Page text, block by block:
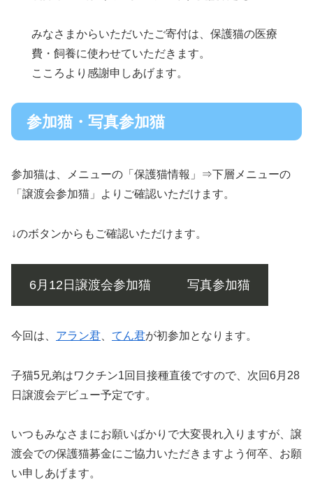
みなさまからいただいたご寄付は、保護猫の医療
費・飼養に使わせていただきます。
こころより感謝申しあげます。
参加猫・写真参加猫
参加猫は、メニューの「保護猫情報」⇒下層メニューの
「譲渡会参加猫」よりご確認いただけます。
↓のボタンからもご確認いただけます。
6月12日譲渡会参加猫 写真参加猫
今回は、 アラン君 てん君が初参加となります。
子猫5兄弟はワクチン1回目接種直後ですので、次回6月28
日譲渡会デビュー予定です。
いつもみなさまにお願いばかりで大変畏れ入りますが、譲
渡会での保護猫募金にご協力いただきますよう何卒、お願
い申しあげます。